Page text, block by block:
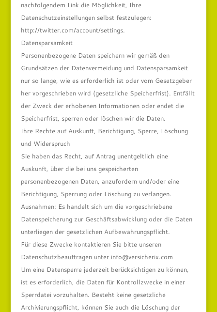
nachfolgendem Link die Möglichkeit, Ihre
Datenschutzeinstellungen selbst festzulegen:
http://twitter.com/account/settings.
Datensparsamkeit
Personenbezogene Daten speichern wir gemäß den
Grundsätzen der Datenvermeidung und Datensparsamkeit
nur so lange, wie es erforderlich ist oder vom Gesetzgeber
her vorgeschrieben wird (gesetzliche Speicherfrist). Entfällt
der Zweck der erhobenen Informationen oder endet die
Speicherfrist, sperren oder löschen wir die Daten.
Ihre Rechte auf Auskunft, Berichtigung, Sperre, Löschung
und Widerspruch
Sie haben das Recht, auf Antrag unentgeltlich eine
Auskunft, über die bei uns gespeicherten
personenbezogenen Daten, anzufordern und/oder eine
Berichtigung, Sperrung oder Löschung zu verlangen.
Ausnahmen: Es handelt sich um die vorgeschriebene
Datenspeicherung zur Geschäftsabwicklung oder die Daten
unterliegen der gesetzlichen Aufbewahrungspflicht.
Für diese Zwecke kontaktieren Sie bitte unseren
Datenschutzbeauftragen unter info@versicherix.com
Um eine Datensperre jederzeit berücksichtigen zu können,
ist es erforderlich, die Daten für Kontrollzwecke in einer
Sperrdatei vorzuhalten. Besteht keine gesetzliche
Archivierungspflicht, können Sie auch die Löschung der